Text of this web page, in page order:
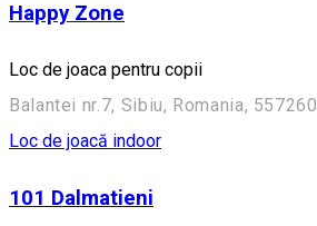
Happy Zone
Loc de joaca pentru copii
Balantei nr.7, Sibiu, Romania, 557260
Loc de joacă indoor
101 Dalmatieni